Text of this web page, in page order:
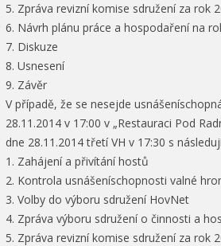
5. Zpráva revizní komise sdružení za rok
6. Návrh plánu práce a hospodaření na
7. Diskuze
8. Usnesení
9. Závěr
V případě, že se nesejde
28.11.2014 v 17:00 v „Restauraci Pod
dne 28.11.2014 třetí VH v 17:30 s
1. Zahájení a přivítání hostů
2. Kontrola usnášeníschopnosti valné
3. Volby do výboru sdružení HovNet
4. Zpráva výboru sdružení o činnosti a
5. Zpráva revizní komise sdružení za rok